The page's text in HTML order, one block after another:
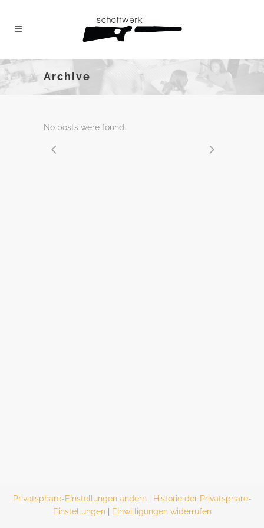
Archive
No posts were found.
Privatsphäre-Einstellungen ändern|
Historie der Privatsphäre-
Einstellungen| Einwilligungen widerrufen